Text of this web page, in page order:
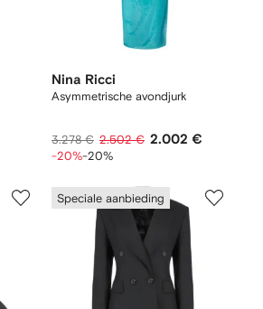
Nina Ricci
Asymmetrische avondjurk
3.278 € 2.502 € 2.002 €
-20%-20%
Speciale aanbieding